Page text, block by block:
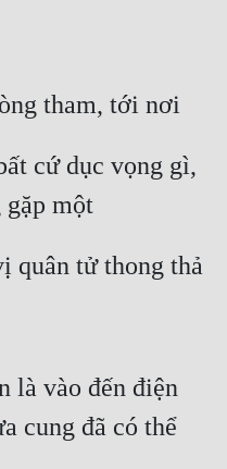
tham, tới nơi
cứ dục vọng gì,
một
quân tử thong thả
là vào đến điện
cung đã có thể